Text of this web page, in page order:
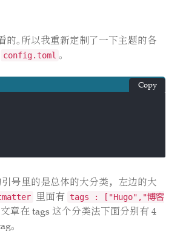
的。所以我重新定制了一下主题的各
config.toml 。
Copy
号里的是总体的大分类，左边的大
里面有 tags : ["Hugo","博客
章在 tags 这个分类法下面分别有 4
。